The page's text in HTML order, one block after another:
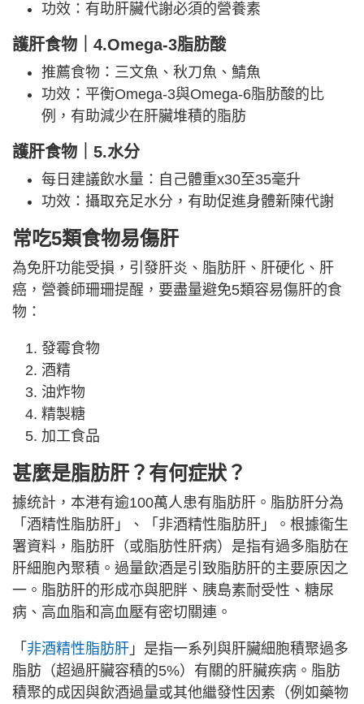
功效：有助肝臟代謝必須的營養素
護肝食物｜4.Omega-3脂肪酸
推薦食物：三文魚、秋刀魚、鯖魚
功效：平衡Omega-3與Omega-6脂肪酸的比
例，有助減少在肝臟堆積的脂肪
護肝食物｜5.水分
每日建議飲水量：自己體重x30至35毫升
功效：攝取充足水分，有助促進身體新陳代謝
常吃5類食物易傷肝
為免肝功能受損，引發肝炎、脂肪肝、肝硬化、肝
癌，營養師珊珊提醒，要盡量避免5類容易傷肝的食
物：
發霉食物
酒精
油炸物
精製糖
加工食品
甚麼是脂肪肝？有何症狀？
據统計，本港有逾100萬人患有脂肪肝。脂肪肝分為
「酒精性脂肪肝」、「非酒精性脂肪肝」。根據衞生
署資料，脂肪肝（或脂肪性肝病）是指有過多脂肪在
肝細胞內聚積。過量飲酒是引致脂肪肝的主要原因之
一。脂肪肝的形成亦與肥胖、胰島素耐受性、糖尿
病、高血脂和高血壓有密切關連。
「 非酒精性脂肪肝 」是指一系列與肝臟細胞積聚過多
脂肪（超過肝臟容積的5%）有關的肝臟疾病。脂肪
積聚的成因與飲酒過量或其他繼發性因素（例如藥物